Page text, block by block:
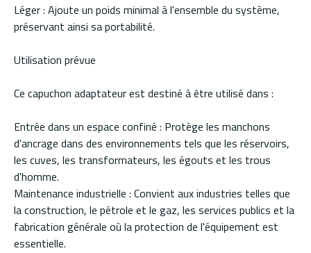
Léger : Ajoute un poids minimal à l'ensemble du système,
préservant ainsi sa portabilité.
Utilisation prévue
Ce capuchon adaptateur est destiné à être utilisé dans :
Entrée dans un espace confiné : Protège les manchons
d'ancrage dans des environnements tels que les réservoirs,
les cuves, les transformateurs, les égouts et les trous
d'homme.
Maintenance industrielle : Convient aux industries telles que
la construction, le pétrole et le gaz, les services publics et la
fabrication générale où la protection de l'équipement est
essentielle.